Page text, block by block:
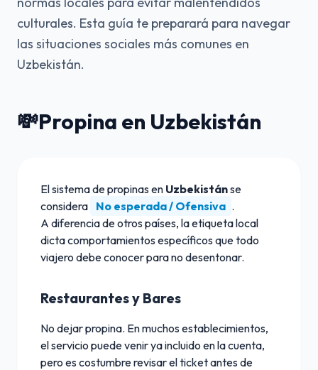
culturales. Esta guía te preparará para navegar
las situaciones sociales más comunes en
Uzbekistán.
💸Propina en Uzbekistán
El sistema de propinas en Uzbekistánse
considera No esperada / Ofensiva .
A diferencia de otros países, la etiqueta local
dicta comportamientos específicos que todo
viajero debe conocer para no desentonar.
Restaurantes y Bares
No dejar propina. En muchos establecimientos,
el servicio puede venir ya incluido en la cuenta,
pero es costumbre revisar el ticket antes de